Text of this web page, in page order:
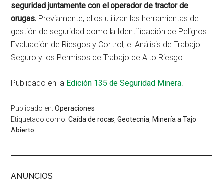
seguridad juntamente con el operador de tractor de
orugas. Previamente, ellos utilizan las herramientas de
gestión de seguridad como la Identificación de Peligros
Evaluación de Riesgos y Control, el Análisis de Trabajo
Seguro y los Permisos de Trabajo de Alto Riesgo.
Publicado en la Edición 135 de Seguridad Minera.
Publicado en:Operaciones
Etiquetado como:Caída de rocas ,Geotecnia Minería a Tajo
Abierto
ANUNCIOS